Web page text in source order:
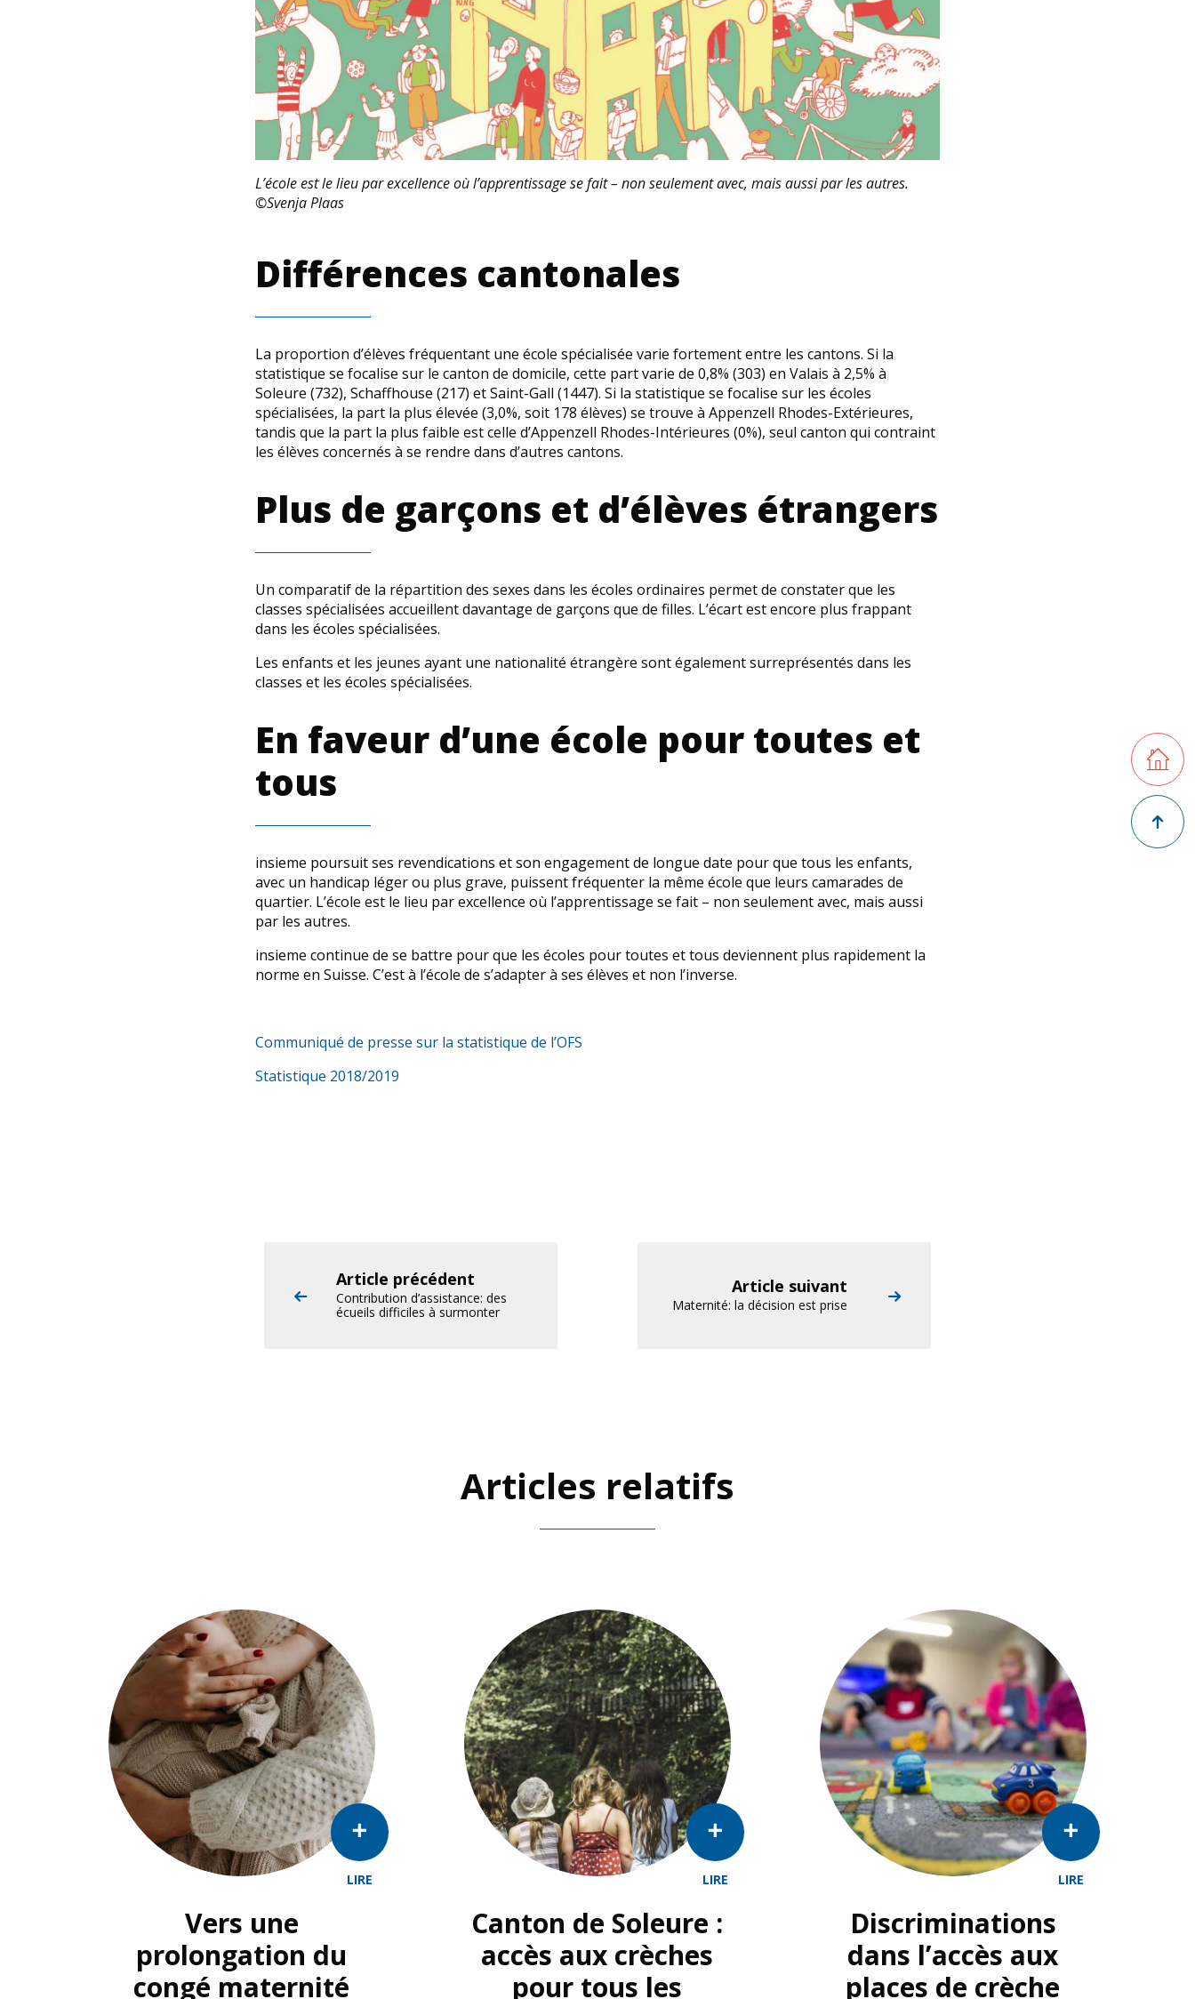
L’école est le lieu par excellence où l’apprentissage se fait – non seulement avec, mais aussi par les autres.
©Svenja Plaas
Différences cantonales
La proportion d’élèves fréquentant une école spécialisée varie fortement entre les cantons. Si la
statistique se focalise sur le canton de domicile, cette part varie de 0,8% (303) en Valais à 2,5% à
Soleure (732), Schaffhouse (217) et Saint-Gall (1447). Si la statistique se focalise sur les écoles
spécialisées, la part la plus élevée (3,0%, soit 178 élèves) se trouve à Appenzell Rhodes-Extérieures,
tandis que la part la plus faible est celle d’Appenzell Rhodes-Intérieures (0%), seul canton qui contraint
les élèves concernés à se rendre dans d’autres cantons.
Plus de garçons et d’élèves étrangers
Un comparatif de la répartition des sexes dans les écoles ordinaires permet de constater que les
classes spécialisées accueillent davantage de garçons que de filles. L’écart est encore plus frappant
dans les écoles spécialisées.
Les enfants et les jeunes ayant une nationalité étrangère sont également surreprésentés dans les
classes et les écoles spécialisées.
En faveur d’une école pour toutes et
tous
insieme poursuit ses revendications et son engagement de longue date pour que tous les enfants,
avec un handicap léger ou plus grave, puissent fréquenter la même école que leurs camarades de
quartier. L’école est le lieu par excellence où l’apprentissage se fait – non seulement avec, mais aussi
par les autres.
insieme continue de se battre pour que les écoles pour toutes et tous deviennent plus rapidement la
norme en Suisse. C’est à l’école de s’adapter à ses élèves et non l’inverse.
Communiqué de presse sur la statistique de l’OFS
Statistique 2018/2019
Article précédent
Contribution d’assistance: des
écueils difficiles à surmonter
Article suivant
Maternité: la décision est prise
Articles relatifs
LIRE
Vers une
prolongation du
congé maternité
LIRE
Canton de Soleure :
accès aux crèches
pour tous les
LIRE
Discriminations
dans l’accès aux
places de crèche
Retour